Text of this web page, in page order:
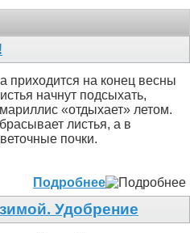
приходится на конец весны
начнут подсыхать,
«отдыхает» летом.
листья, а в
почки.
Подробнее
Удобрение